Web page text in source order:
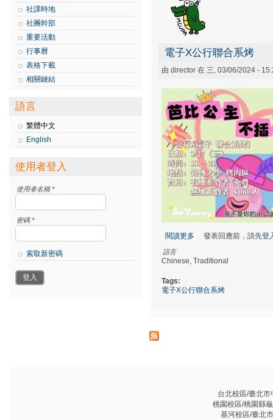
社課時地
社團幹部
重要活動
行事曆
表格下載
相關鏈結
語言
繁體中文
English
使用者登入
使用者名稱*
密碼*
索取新密碼
電子X公行聯合系烤
由 director在 三, 03/06/2024 -
閱讀更多 關於電子X公行聯合系烤
發表回應前，請先登
語言
Chinese, Traditional
Tags:
電子X公行聯合系烤
台北校區/臺北
桃園校區/桃園縣
基河校區/臺北